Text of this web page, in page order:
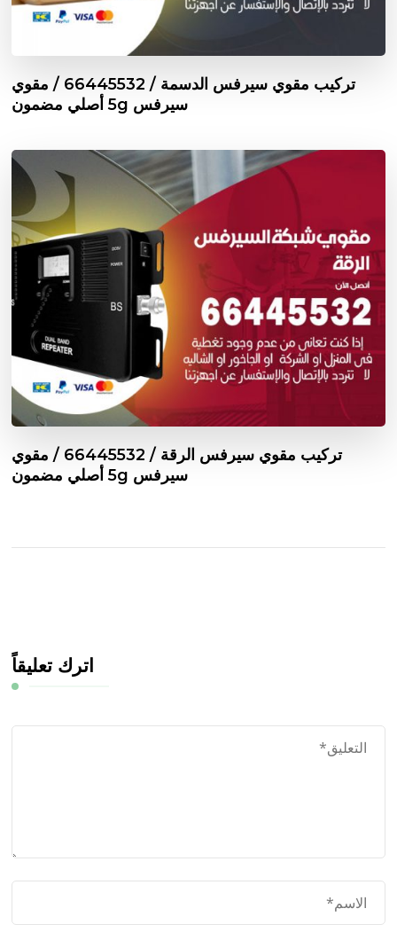
تركيب مقوي سيرفس الدسمة / 66445532 / مقوي
سيرفس 5g أصلي مضمون
تركيب مقوي سيرفس الرقة / 66445532 / مقوي
سيرفس 5g أصلي مضمون
اترك تعليقاً